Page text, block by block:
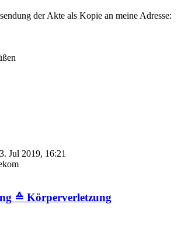
der Akte als Kopie an meine Adresse:
Jul 2019, 16:21
≙ Körperverletzung